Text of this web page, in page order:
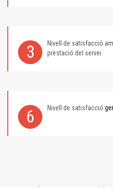
3 Nivell de satisfacció
prestació del servei
6 Nivell de satisfacció